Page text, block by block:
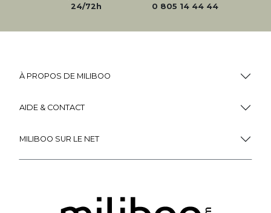
24/72h
0 805 14 44 44
À PROPOS DE MILIBOO
AIDE & CONTACT
MILIBOO SUR LE NET